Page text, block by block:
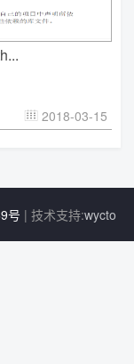
 2018-03-15
号 | 技术支持:wycto